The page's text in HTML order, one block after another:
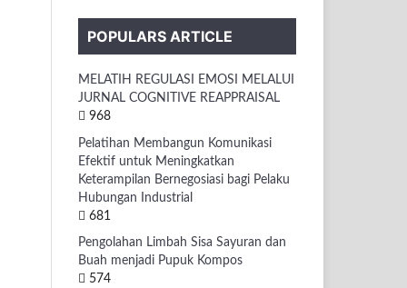
POPULARS ARTICLE
MELATIH REGULASI EMOSI MELALUI
JURNAL COGNITIVE REAPPRAISAL
968
Pelatihan Membangun Komunikasi
Efektif untuk Meningkatkan
Keterampilan Bernegosiasi bagi Pelaku
Hubungan Industrial
681
Pengolahan Limbah Sisa Sayuran dan
Buah menjadi Pupuk Kompos
574